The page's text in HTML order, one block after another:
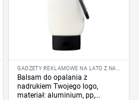
GADŻETY REKLAMOWE NA LATO Z NADRUKIEM LOGO
Balsam do opalania z
nadrukiem Twojego logo,
materiał: aluminium, pp,...